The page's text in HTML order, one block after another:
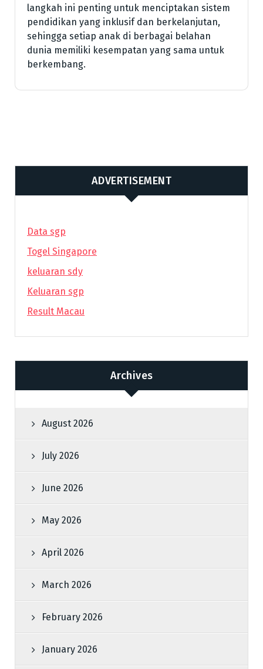
langkah ini penting untuk menciptakan sistem
pendidikan yang inklusif dan berkelanjutan,
sehingga setiap anak di berbagai belahan
dunia memiliki kesempatan yang sama untuk
berkembang.
ADVERTISEMENT
Data sgp
Togel Singapore
keluaran sdy
Keluaran sgp
Result Macau
Archives
August 2026
July 2026
June 2026
May 2026
April 2026
March 2026
February 2026
January 2026